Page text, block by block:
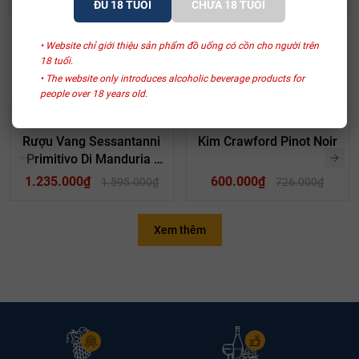
ĐỦ 18 TUỔI CHƯA 18 TUỔI
• Website chỉ giới thiệu sản phẩm đồ uống có cồn cho người trên
18 tuổi.
• The website only introduces alcoholic beverage products for
people over 18 years old.
Lịch sử Château Duhart-Milon
Château Duhart-Milon ban đầu được gọi đơn giản là Chateau
Rượu Vang Sessantanni
Primitivo Di Manduria |
Vang 60 Primitivo
1.235.000₫ 1.595.000₫
Kim Crawford Pinot Noir
600.000₫ 726.000₫
Xem thêm